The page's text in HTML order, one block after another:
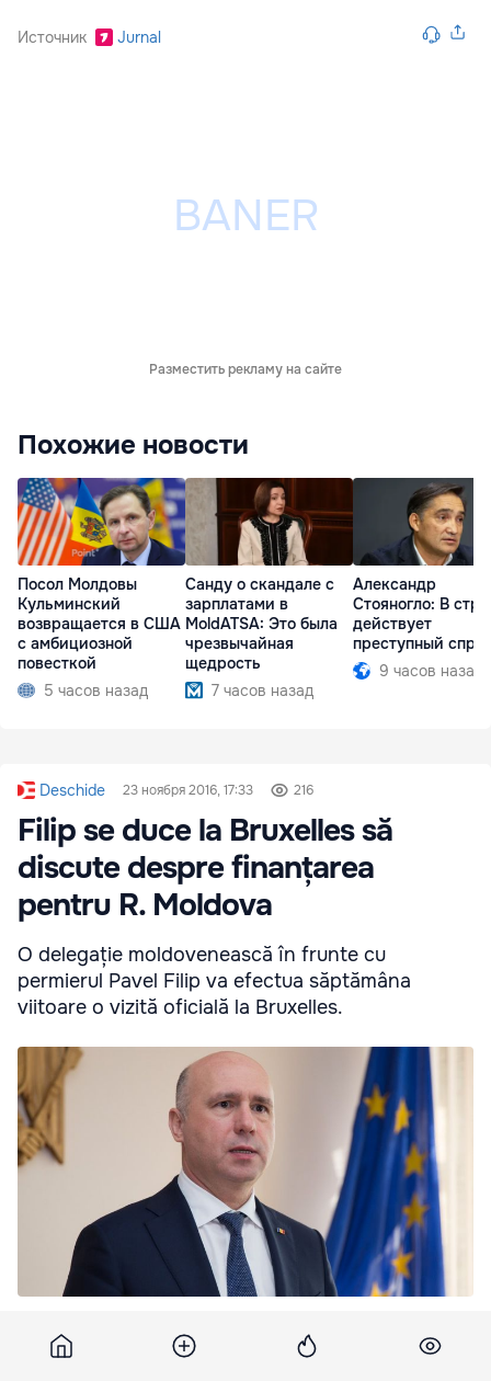
Источник Jurnal
Разместить рекламу на сайте
Похожие новости
Посол Молдовы
Кульминский
возвращается в США
с амбициозной
повесткой
5 часов назад
Санду о скандале с
зарплатами в
MoldATSA: Это была
чрезвычайная
щедрость
7 часов назад
Александр
Стояногло: В
действует
преступный спрут
9 часов назад
Deschide 23 ноября 2016, 17:33 216
Filip se duce la Bruxelles să
discute despre finanțarea
pentru R. Moldova
O delegație moldovenească în frunte cu
permierul Pavel Filip va efectua săptămâna
viitoare o vizită oficială la Bruxelles.
efectua săptămâna viitoare o vizită oficială la Bruxelles. Foto:
telegrafonline.ro